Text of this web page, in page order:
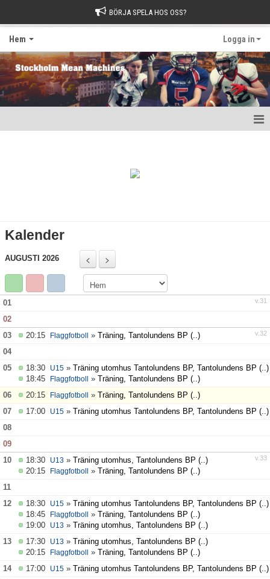
BÖRJA SPELA HOS OSS?
Hem Logga in
Kvalitetsgruppen
Sponsorer
Om klubben
Kalender
AUGUSTI 2026
v.31
01
02
v.32
03 20:15 Flaggfotboll » Träning, Tantolundens BP (..)
04
05
18:30 U15 » Träning utomhus Tantolundens BP, Tantolundens BP (..)
18:45
Flaggfotboll » Träning, Tantolundens BP (..)
06
20:15 Flaggfotboll » Träning, Tantolundens BP (..)
07
17:00 U15 » Träning utomhus Tantolundens BP, Tantolundens BP (..)
08
09
v.33
10 18:30 U13 » Träning utomhus, Tantolundens BP (..)
20:15
Flaggfotboll » Träning, Tantolundens BP (..)
11
12
18:30 U15 » Träning utomhus Tantolundens BP, Tantolundens BP (..)
18:45
Flaggfotboll » Träning, Tantolundens BP (..)
19:00
U13 » Träning utomhus, Tantolundens BP (..)
13
17:30 U13 » Träning utomhus, Tantolundens BP (..)
20:15
Flaggfotboll » Träning, Tantolundens BP (..)
14
17:00 U15 » Träning utomhus Tantolundens BP, Tantolundens BP (..)